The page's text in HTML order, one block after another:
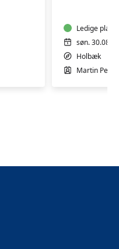
Ledige
søn.
Holbæk
Martin